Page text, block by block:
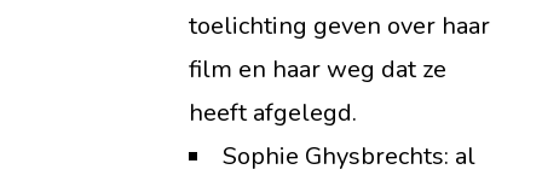
toelichting geven over haar
film en haar weg dat ze
heeft afgelegd.
Sophie Ghysbrechts: al